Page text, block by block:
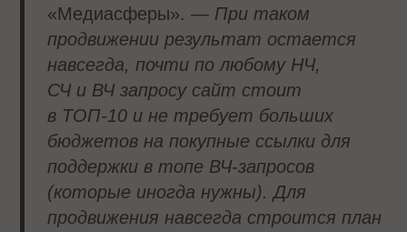
«Медиасферы». — При таком
продвижении результат остается
навсегда, почти по любому НЧ,
СЧ и ВЧ запросу сайт стоит
в ТОП-10 и не требует больших
бюджетов на покупные ссылки для
поддержки в топе ВЧ-запросов
(которые иногда нужны). Для
продвижения навсегда строится план